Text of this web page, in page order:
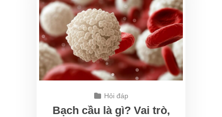
Hỏi đáp
Bạch cầu là gì? Vai trò,